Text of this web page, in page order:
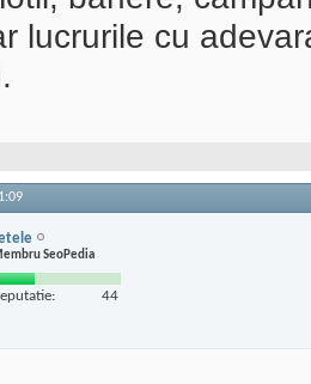
lucrurile cu
SeoPedia
44